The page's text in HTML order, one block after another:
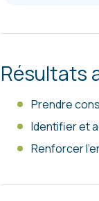
Résultats
Prendre
Identifier et
Renforcer